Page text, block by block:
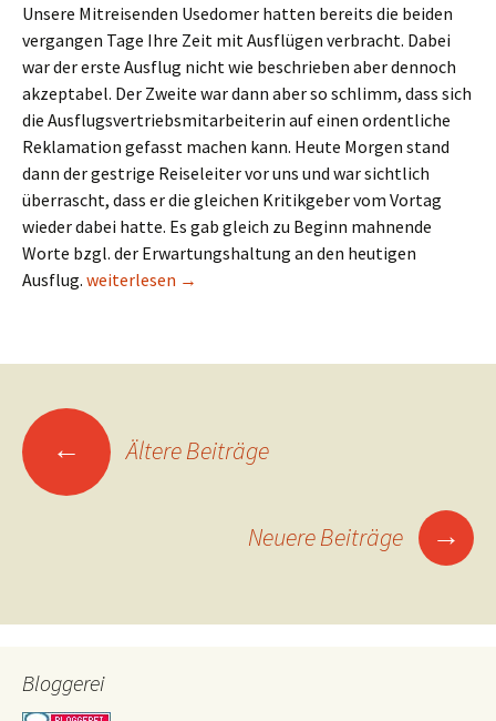
Unsere Mitreisenden Usedomer hatten bereits die beiden
vergangen Tage Ihre Zeit mit Ausflügen verbracht. Dabei
war der erste Ausflug nicht wie beschrieben aber dennoch
akzeptabel. Der Zweite war dann aber so schlimm, dass sich
die Ausflugsvertriebsmitarbeiterin auf einen ordentliche
Reklamation gefasst machen kann. Heute Morgen stand
dann der gestrige Reiseleiter vor uns und war sichtlich
überrascht, dass er die gleichen Kritikgeber vom Vortag
wieder dabei hatte. Es gab gleich zu Beginn mahnende
Worte bzgl. der Erwartungshaltung an den heutigen
Ausflug. Kaffeefahrt nach Puerto Plata
weiterlesen →
Beitragsnavigation
← Ältere Beiträge
Neuere Beiträge →
Bloggerei